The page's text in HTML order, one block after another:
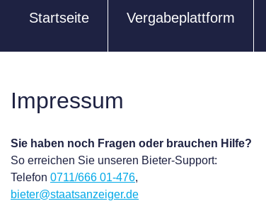
Startseite Vergabeplattform
Impressum
Sie haben noch Fragen oder brauchen Hilfe?
So erreichen Sie unseren Bieter-Support:
Telefon 0711/666 01-476,
bieter@staatsanzeiger.de